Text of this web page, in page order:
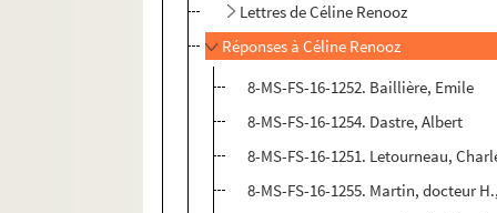
Lettres de Céline Renooz
Réponses à Céline Renooz
8-MS-FS-16-1252. Baillière, Emile
8-MS-FS-16-1254. Dastre, Albert
8-MS-FS-16-1251. Letourneau,
8-MS-FS-16-1255. Martin, docteur